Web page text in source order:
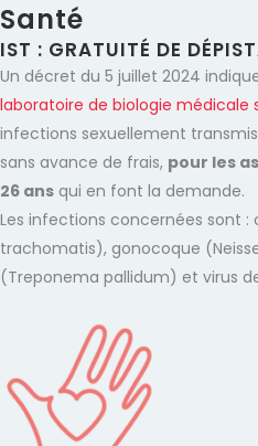
Santé
IST : GRATUITÉ DE
Un décret du 5 juillet 2024
laboratoire de biologie médicale
infections sexuellement
sans avance de frais, pour les
26 ans qui en font la demande.
Les infections concernées sont
trachomatis), gonocoque
(Treponema pallidum) et virus